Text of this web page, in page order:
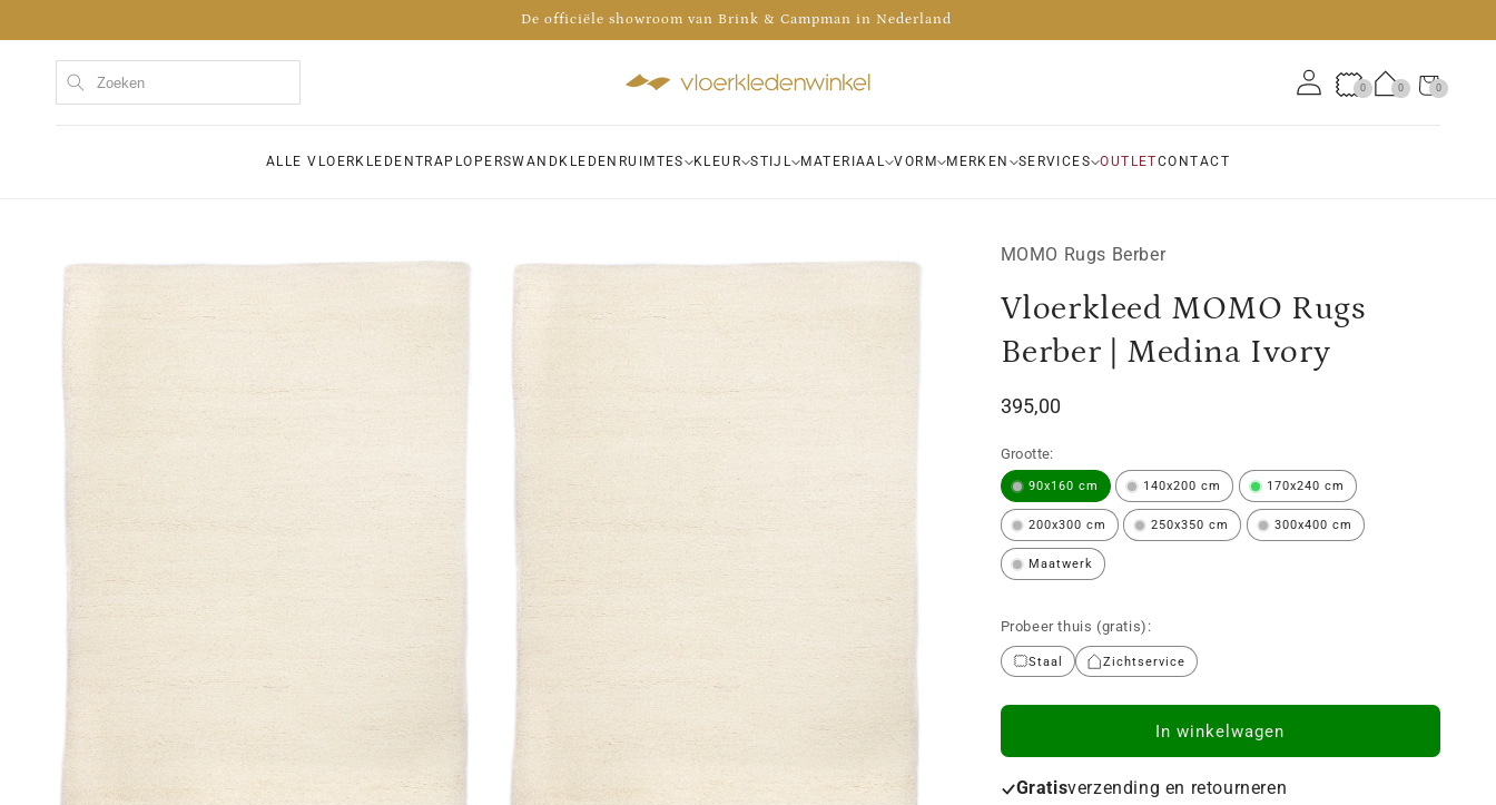
content
De officiële showroom van Brink & Campman in Nederland
Advies nodig? Bel 035 - 30 30 009
0 0
Winkelwagen
0
0
artikelen
ALLE VLOERKLEDENTRAPLOPERSWANDKLEDEN RUIMTES KLEUR STIJL MATERIAAL VORM MERKEN SERVICES OUTLETCONTACT
MOMO Rugs Berber
Vloerkleed MOMO Rugs
Berber | Medina Ivory
Normale
395,00
Grootte:
90x160 cm 140x200 cm 170x240 cm
200x300 cm 250x350 cm 300x400 cm
Maatwerk
Probeer thuis (gratis):
Staal Zichtservice
In winkelwagen
Gratisverzending en retourneren